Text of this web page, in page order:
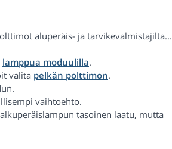
aluperäis- ja tarvikevalmistajilta...
lamppua moduulilla.
valita pelkän polttimon.
vaihtoehto.
tasoinen laatu, mutta